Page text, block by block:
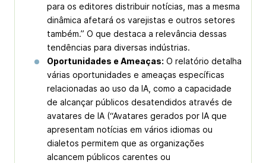
para os editores distribuir notícias, mas a mesma
dinâmica afetará os varejistas e outros setores
também.” O que destaca a relevância dessas
tendências para diversas indústrias.
Oportunidades e Ameaças: O relatório detalha
várias oportunidades e ameaças específicas
relacionadas ao uso da IA, como a capacidade
de alcançar públicos desatendidos através de
avatares de IA (“Avatares gerados por IA que
apresentam notícias em vários idiomas ou
dialetos permitem que as organizações
alcancem públicos carentes ou